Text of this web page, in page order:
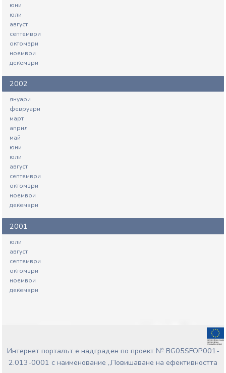
юни
юли
август
септември
октомври
ноември
декември
2002
януари
февруари
март
април
май
юни
юли
август
септември
октомври
ноември
декември
2001
юли
август
септември
октомври
ноември
декември
Интернет порталът е надграден по проект № BG05SFOP001-
2.013-0001 с наименование „Повишаване на ефективността